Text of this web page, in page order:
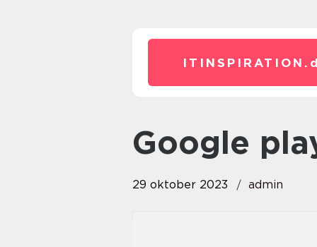
ITINSPIRATION.
google
29 oktober 2023 admin